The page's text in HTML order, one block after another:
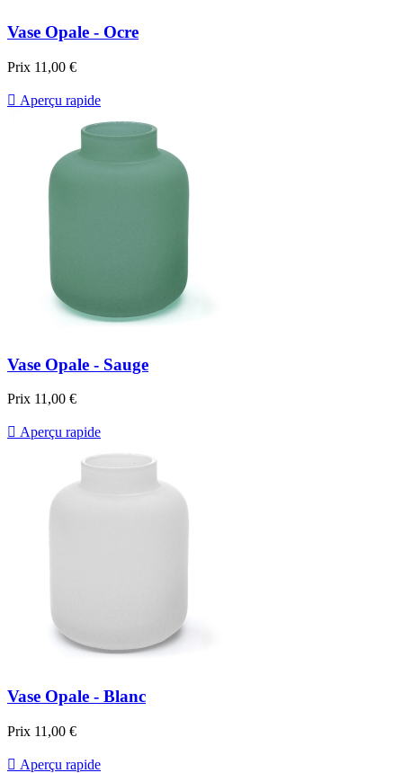
Vase Opale - Ocre
Prix 11,00 €
 Aperçu rapide
Vase Opale - Sauge
Prix 11,00 €
 Aperçu rapide
Vase Opale - Blanc
Prix 11,00 €
 Aperçu rapide